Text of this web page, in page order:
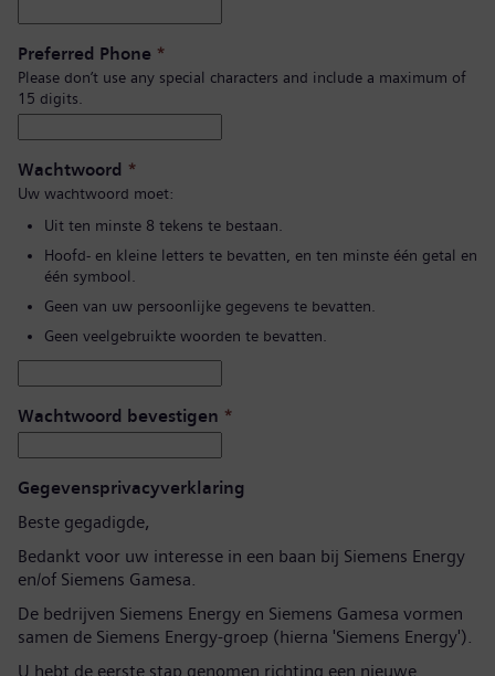
Preferred Phone *
Please don’t use any special characters and include a maximum of
15 digits.
Wachtwoord *
Uw wachtwoord moet:
Uit ten minste 8 tekens te bestaan.
Hoofd- en kleine letters te bevatten, en ten minste één getal en
één symbool.
Geen van uw persoonlijke gegevens te bevatten.
Geen veelgebruikte woorden te bevatten.
Wachtwoord bevestigen *
Gegevensprivacyverklaring
Beste gegadigde,
Bedankt voor uw interesse in een baan bij Siemens Energy
en/of Siemens Gamesa.
De bedrijven Siemens Energy en Siemens Gamesa vormen
samen de Siemens Energy-groep (hierna 'Siemens Energy').
U hebt de eerste stap genomen richting een nieuwe